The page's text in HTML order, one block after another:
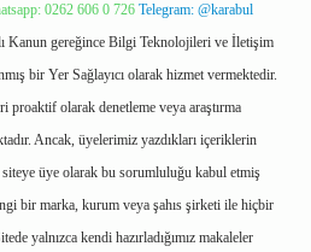
0262 606 0 726 Telegram: @karabul
Kanun gereğince Bilgi Teknolojileri ve İletişim
bir Yer Sağlayıcı olarak hizmet vermektedir.
proaktif olarak denetleme veya araştırma
Ancak, üyelerimiz yazdıkları içeriklerin
üye olarak bu sorumluluğu kabul etmiş
bir marka, kurum veya şahıs şirketi ile hiçbir
yalnızca kendi hazırladığımız makaleler